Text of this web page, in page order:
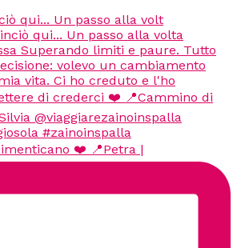
qui... Un passo alla volt
❤️ 📍Petra |